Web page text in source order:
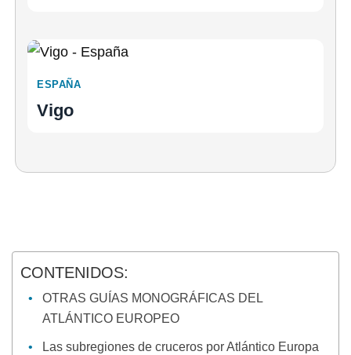
ESPAÑA
Vigo
CONTENIDOS:
OTRAS GUÍAS MONOGRÁFICAS DEL
ATLÁNTICO EUROPEO
Las subregiones de cruceros por Atlántico Europa